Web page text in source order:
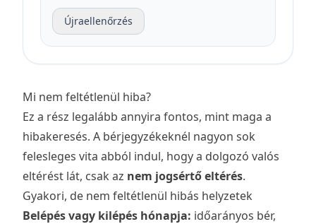
Újraellenőrzés
Mi nem feltétlenül hiba?
Ez a rész legalább annyira fontos, mint maga a
hibakeresés. A bérjegyzékeknél nagyon sok
felesleges vita abból indul, hogy a dolgozó valós
eltérést lát, csak az nem jogsértő eltérés.
Gyakori, de nem feltétlenül hibás helyzetek
Belépés vagy kilépés hónapja: időarányos bér,